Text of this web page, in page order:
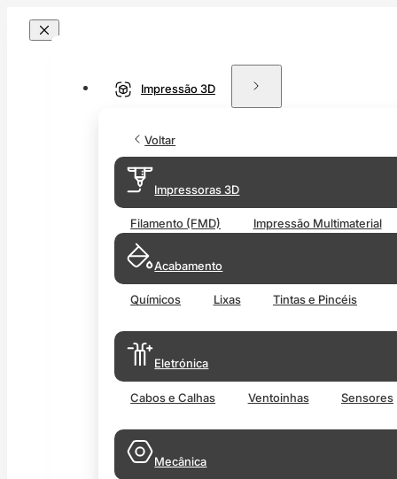
Impressão 3D
Voltar
Impressoras 3D
Filamento (FMD) Impressão Multimaterial
Acabamento
Químicos Lixas Tintas e Pincéis
Eletrónica
Cabos e Calhas Ventoinhas Sensores
Mecânica